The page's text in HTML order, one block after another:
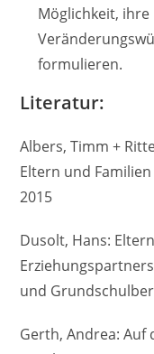
Möglichkeit,
Literatur:
Albers, Timm +
Eltern und
2015
Dusolt, Hans:
und
Gerth, Andrea: Auf